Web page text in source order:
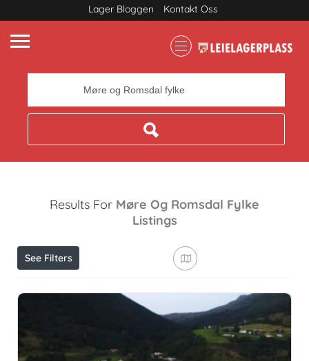
Lager Bloggen Kontakt Oss
Results For Møre Og Romsdal Fylke
Listings
See Filters